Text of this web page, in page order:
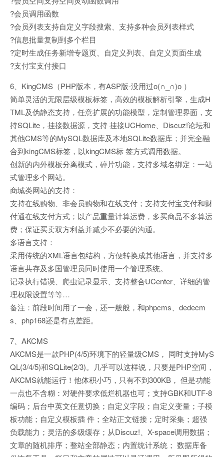
?会员调用函数
?会员列表支持自定义字段搜索、支持多种会员列表样式
?信息批量复制到多个栏目
?定时生成任务新增专题页、自定义列表、自定义页面生成
?支付宝支付接口
6、KingCMS（PHP版本，有ASP版-没用过o(∩_∩)o ）
简单灵活的无限层级模板标签，高效的模板解析引擎，生成H
TML及伪静态支持，任意扩展的功能模型，定制管理界面，支
持SQLite，挂接数据源，支持 挂接UCHome、Discuz!论坛和
其他CMS等的MySQL数据库及本地SQLite数据库；并完全融
合到kingCMS标签，以kingCMS标 签方式调用数据。
创新的内外模板分离模式，碎片功能，支持多域名绑定：一站
式管理多个网站。
商城类网站的支持：
支持在线购物、非会员购物和在线支付；支持支付宝支付和财
付通在线支付方式；以产品重量计算运费，多买商品不多算运
费；保证买卖双方利益并减少不必要的沟通。
多语言支持：
采用传统的XML语言包结构，方便转换成其他语言，并支持多
语言共存及多国管理员同时使用一个管理系统。
记录执行错误、爬虫记录显示、支持整合UCenter、详细的管
理权限设置等等…
备注：前段时间用了一会，还一般般，和phpcms、dedecm
s、php168还是有点差距。
7、AKCMS
AKCMS是一款PHP(4/5)环境下的轻量级CMS， 同时支持MyS
QL(3/4/5)和SQLite(2/3)。几乎可以这样说，只要是PHP空间，
AKCMS就能运行！他体积小巧，只有不到300KB， 但是功能
一点也不含糊：对硬件要求低烂机器也可；支持GBK和UTF-8
编码；后台中英文任意切换；自定义字段；自定义变量；子模
板功能；自定义模板插 件；全站正文链接；定时采集；超强
负载能力；灵活的多级缓存；从Discuz!、X-space调用数据；
文章的随机排序；整站全部静态；内置统计系统； 数据库备